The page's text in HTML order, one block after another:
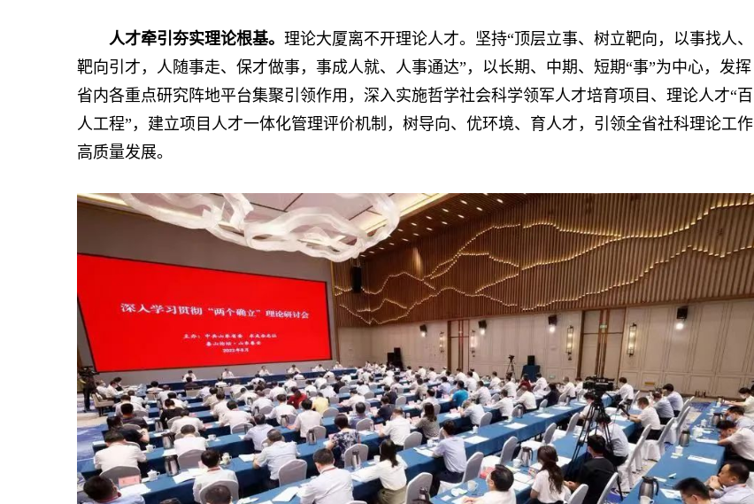
人才牵引夯实理论根基。 理论大厦离不开理论人才。坚持“顶层立事、树立靶向，以事找人、
靶向引才，人随事走、保才做事，事成人就、人事通达”，以长期、中期、短期“事”为中心，发挥
省内各重点研究阵地平台集聚引领作用，深入实施哲学社会科学领军人才培育项目、理论人才“百
人工程”，建立项目人才一体化管理评价机制，树导向、优环境、育人才，引领全省社科理论工作
高质量发展。